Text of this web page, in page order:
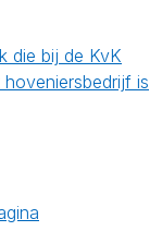
die bij de KvK
is